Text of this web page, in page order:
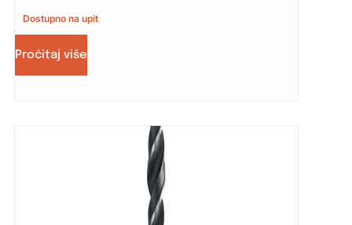
Dostupno na upit
Pročitaj više